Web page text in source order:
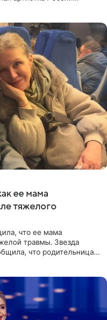
ее мама
тяжелого
что ее мама
травмы. Звезда
что родительница